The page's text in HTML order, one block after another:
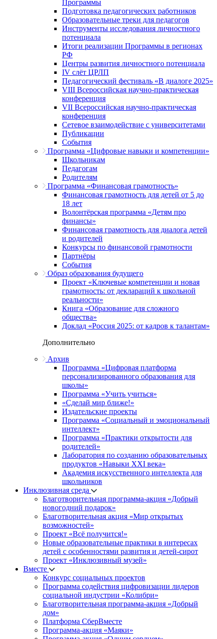
Программы
Подготовка педагогических работников
Образовательные треки для педагогов
Инструменты исследования личностного
потенциала
Итоги реализации Программы в регионах
РФ
Центры развития личностного потенциала
IV слёт ЦРЛП
Педагогический фестиваль «В диалоге 2025»
VIII Всероссийская научно-практическая
конференция
VII Всероссийская научно-практическая
конференция
Сетевое взаимодействие с университетами
Публикации
События
Программа «Цифровые навыки и компетенции»
Школьникам
Педагогам
Родителям
Программа «Финансовая грамотность»
Финансовая грамотность для детей от 5 до
18 лет
Волонтёрская программа «Детям про
финансы»
Финансовая грамотность для диалога детей
и родителей
Конкурсы по финансовой грамотности
Партнёры
События
Образ образования будущего
Проект «Ключевые компетенции и новая
грамотность: от деклараций к школьной
реальности»
Книга «Образование для сложного
общества»
Доклад «Россия 2025: от кадров к талантам»
Дополнительно
Архив
Программа «Цифровая платформа
персонализированного образования для
школы»
Программа «Учить учиться»
«Сделай мир ближе!»
Издательские проекты
Программа «Социальный и эмоциональный
интеллект»
Программа «Практики открытости для
родителей»
Лаборатория по созданию образовательных
продуктов «Навыки XXI века»
Академия искусственного интеллекта для
школьников
Инклюзивная среда
Благотворительная программа-акция «Добрый
новогодний подарок»
Благотворительная акция «Мир открытых
возможностей»
Проект «Всё получится!»
Новые образовательные практики в интересах
детей с особенностями развития и детей-сирот
Проект «Инклюзивный музей»
Вместе
Конкурс социальных проектов
Программа содействия цифровизации лидеров
социальной индустрии «Колибри»
Благотворительная программа-акция «Добрый
дом»
Платформа СберВместе
Программа-акция «Маяки»